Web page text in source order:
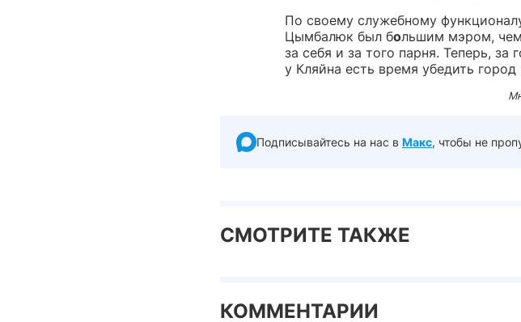
По своему служебному
Цымбалюк был большим мэром,
за себя и за того парня. Теперь,
у Кляйна есть время убедить
Подписывайтесь на нас в Макс, чтобы не
СМОТРИТЕ ТАКЖЕ
КОММЕНТАРИИ